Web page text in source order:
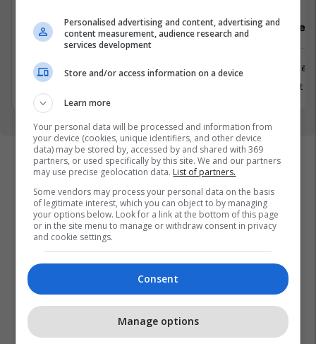
Recepsioniste
Prishtinë
Asistente
Prishtinë
8 Gusht
Personalised advertising and content, advertising and
content measurement, audience research and
services development
Store and/or access information on a device
Learn more
Your personal data will be processed and information from
your device (cookies, unique identifiers, and other device
data) may be stored by, accessed by and shared with 369
partners, or used specifically by this site. We and our partners
may use precise geolocation data. List of partners.
Some vendors may process your personal data on the basis
of legitimate interest, which you can object to by managing
your options below. Look for a link at the bottom of this page
or in the site menu to manage or withdraw consent in privacy
and cookie settings.
Consent
Manage options